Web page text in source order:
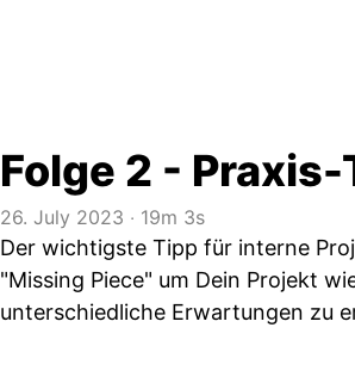
Folge 2 -
26. July 2023 ‧ 19m 3s
Der wichtigste Tipp für interne
"Missing Piece" um Dein Projekt
unterschiedliche Erwartungen zu